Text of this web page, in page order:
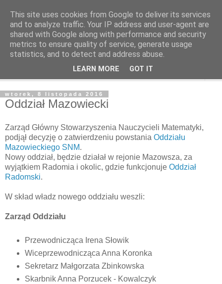
wtorek, 8 listopada 2016
Oddział Mazowiecki
Zarząd Główny Stowarzyszenia Nauczycieli Matematyki,
podjął decyzję o zatwierdzeniu powstania Oddziału
Mazowieckiego SNM.
Nowy oddział, będzie działał w rejonie Mazowsza, za
wyjątkiem Radomia i okolic, gdzie funkcjonuje Oddział
Radomski.
W skład władz nowego oddziału weszli:
Zarząd Oddziału
Przewodnicząca Irena Słowik
Wiceprzewodnicząca Anna Koronka
Sekretarz Małgorzata Zbinkowska
Skarbnik Anna Porzucek - Kowalczyk
This site uses cookies from Google to deliver its services
and to analyze traffic. Your IP address and user-agent are
shared with Google along with performance and security
metrics to ensure quality of service, generate usage
statistics, and to detect and address abuse.
LEARN MORE GOT IT